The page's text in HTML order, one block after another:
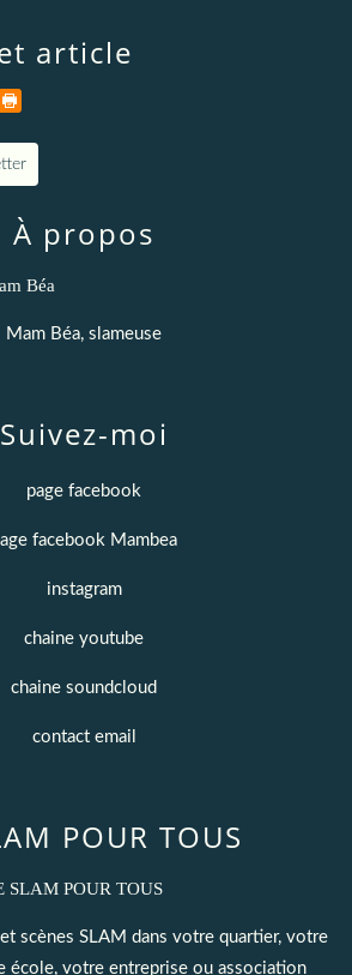
article
POUR TOUS
scènes SLAM dans votre quartier, votre
votre entreprise ou association
À propos
Mam Béa, slameuse
Suivez-moi
page facebook
facebook Mambea
instagram
chaine youtube
chaine soundcloud
contact email